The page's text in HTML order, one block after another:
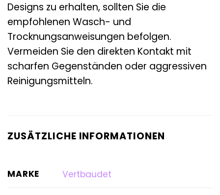
Designs zu erhalten, sollten Sie die
empfohlenen Wasch- und
Trocknungsanweisungen befolgen.
Vermeiden Sie den direkten Kontakt mit
scharfen Gegenständen oder aggressiven
Reinigungsmitteln.
ZUSÄTZLICHE INFORMATIONEN
MARKE Vertbaudet